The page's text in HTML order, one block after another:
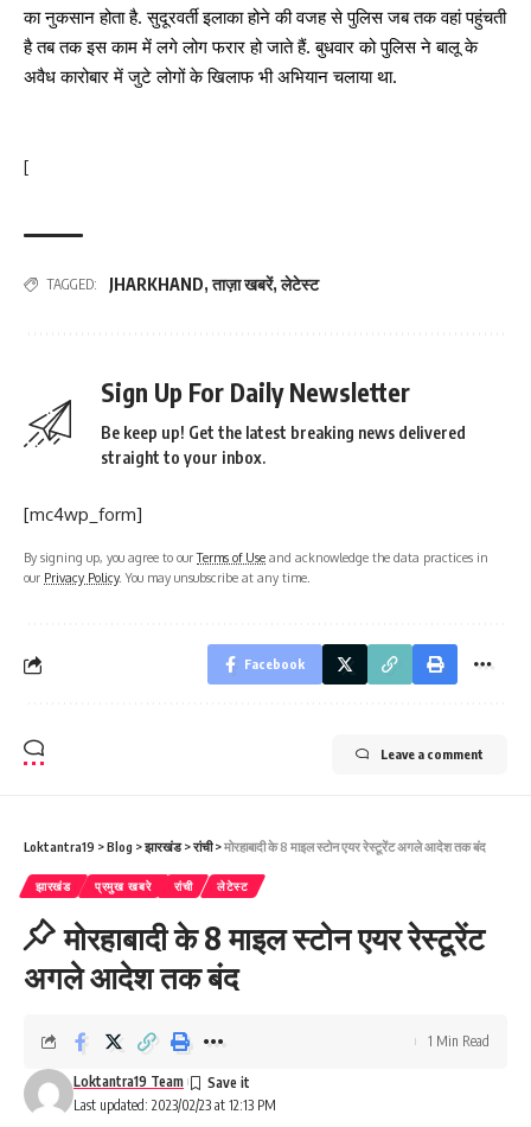
का नुकसान होता है. सुदूरवर्ती इलाका होने की वजह से पुलिस जब तक वहां पहुंचती
है तब तक इस काम में लगे लोग फरार हो जाते हैं. बुधवार को पुलिस ने बालू के
अवैध कारोबार में जुटे लोगों के खिलाफ भी अभियान चलाया था.
[
TAGGED: JHARKHAND,ताज़ा खबरें,लेटेस्ट
Sign Up For Daily Newsletter
Be keep up! Get the latest breaking news delivered
straight to your inbox.
[mc4wp_form]
By signing up, you agree to ourTerms of Use and acknowledge the data practices in
our Privacy Policy. You may unsubscribe at any time.
Facebook
Leave a comment
Loktantra19 >Blog >झारखंड>रांची>मोरहाबादी के 8 माइल स्टोन एयर रेस्टूरेंट अगले आदेश तक बंद
झारखंड प्रमुख खबरे रांची लेटेस्ट
मोरहाबादी के 8 माइल स्टोन एयर रेस्टूरेंट
अगले आदेश तक बंद
Last updated: 2023/02/23 at 12:13 PM
Loktantra19 Team
1 Min Read